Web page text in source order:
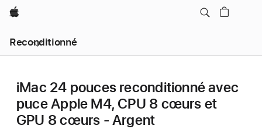
Apple
Reconditionné
iMac 24 pouces reconditionné avec
puce Apple M4, CPU 8 cœurs et
GPU 8 cœurs - Argent